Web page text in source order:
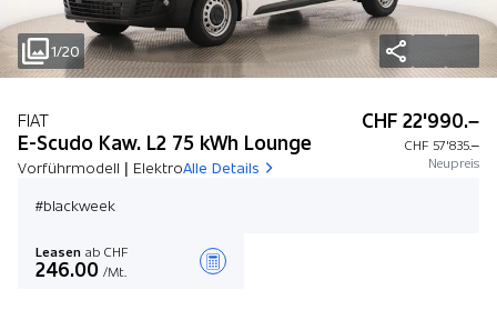
1/20
FIAT
E-Scudo Kaw. L2 75 kWh Lounge
Vorführmodell | ElektroAlle Details
CHF 22'990.–
CHF 57'835.–
Neupreis
#blackweek
Leasen ab CHF
246.00 /Mt.